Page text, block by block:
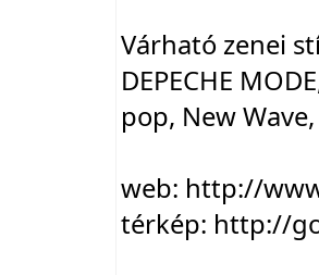
Várható zenei
DEPECHE
pop, New
web: http://
térkép: http://